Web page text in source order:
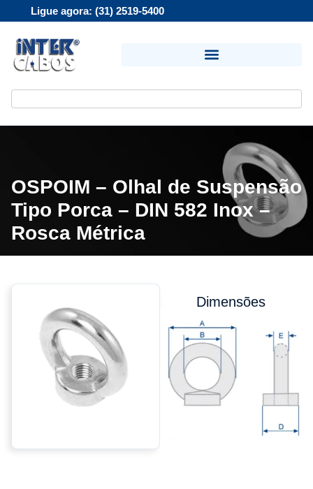
Ligue agora: (31) 2519-5400
OSPOIM – Olhal de Suspensão
Tipo Porca – DIN 582 Inox –
Rosca Métrica
Dimensões